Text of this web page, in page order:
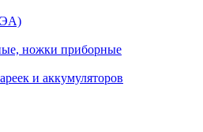
ножки приборные
и аккумуляторов